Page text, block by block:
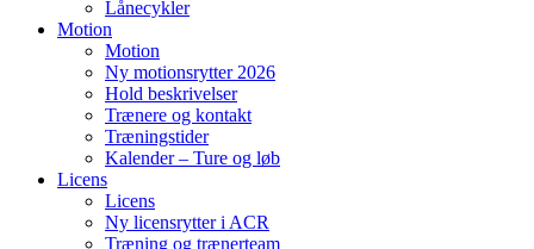
Lånecykler
Motion
Motion
Ny motionsrytter 2026
Hold beskrivelser
Trænere og kontakt
Træningstider
Kalender – Ture og løb
Licens
Licens
Ny licensrytter i ACR
Træning og trænerteam